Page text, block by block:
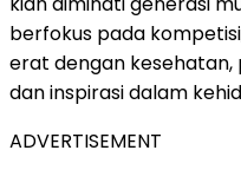
berfokus pada
erat dengan
dan inspirasi dalam
ADVERTISEMENT